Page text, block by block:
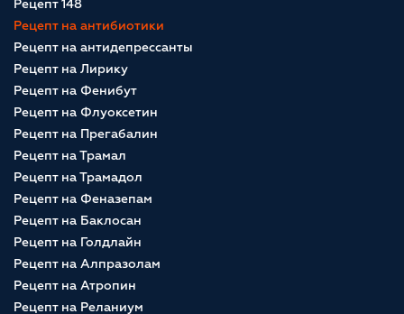
Рецепт 148
Рецепт на антибиотики
Рецепт на антидепрессанты
Рецепт на Лирику
Рецепт на Фенибут
Рецепт на Флуоксетин
Рецепт на Прегабалин
Рецепт на Трамал
Рецепт на Трамадол
Рецепт на Феназепам
Рецепт на Баклосан
Рецепт на Голдлайн
Рецепт на Алпразолам
Рецепт на Атропин
Рецепт на Реланиум